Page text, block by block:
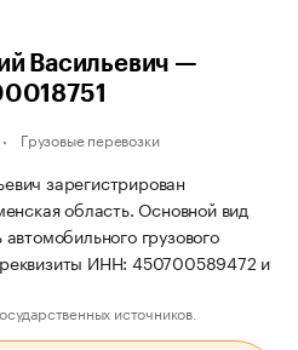
Васильевич —
Грузовые перевозки
зарегистрирован
область. Основной вид
грузового
ИНН: 450700589472 и
источников.